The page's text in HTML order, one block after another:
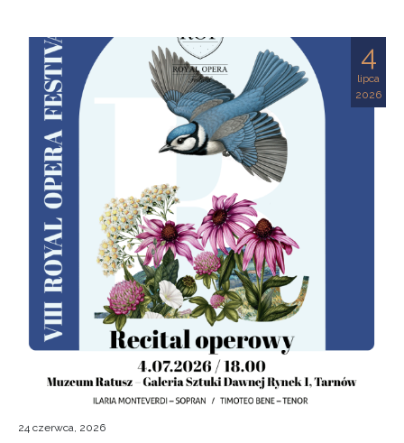
4
lipca
2026
24 czerwca, 2026